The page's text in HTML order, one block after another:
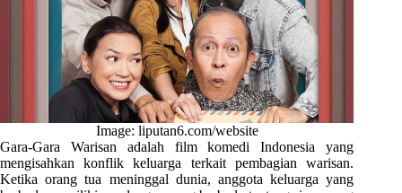
Image: liputan6.com/website
Gara-Gara Warisan adalah film komedi Indonesia yang
mengisahkan konflik keluarga terkait pembagian warisan.
Ketika orang tua meninggal dunia, anggota keluarga yang